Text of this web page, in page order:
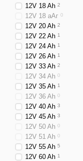
12V 18 Ah 2
12V 18 аАг 0
12V 20 Ah 2
12V 22 Ah 1
12V 24 Ah 1
12V 26 Ah 1
12V 33 Ah 2
12V 34 Ah 0
12V 35 Ah 1
12V 36 Ah 0
12V 40 Ah 3
12V 45 Ah 3
12V 50 Ah 0
12V 51 Ah 0
12V 55 Ah 5
12V 60 Ah 1